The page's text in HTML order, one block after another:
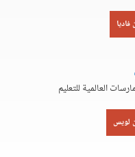
العالمية للتعليم
لويس